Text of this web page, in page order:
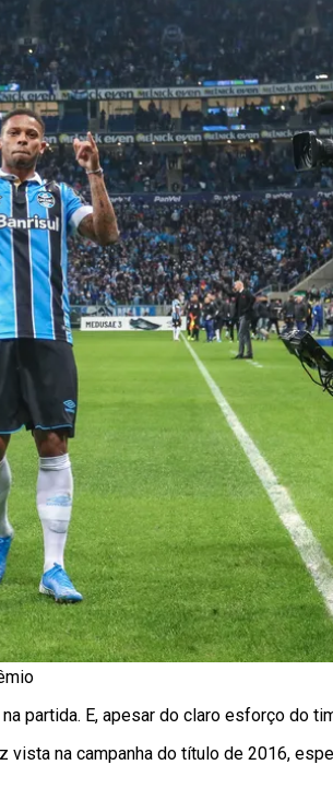
na partida. E, apesar do claro esforço do
na campanha do título de 2016,